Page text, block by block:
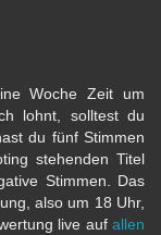
Woche Zeit um
lohnt, solltest du
du fünf Stimmen
stehenden Titel
Stimmen. Das
also um 18 Uhr,
live auf allen